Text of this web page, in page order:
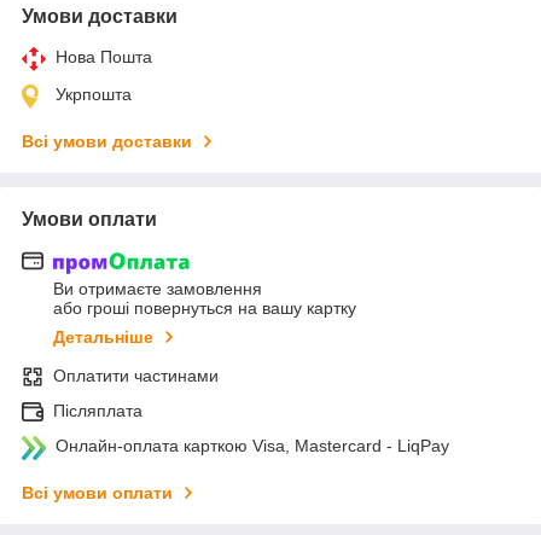
Умови доставки
Нова Пошта
Укрпошта
Всі умови доставки
Умови оплати
Ви отримаєте замовлення
або гроші повернуться на вашу картку
Детальніше
Оплатити частинами
Післяплата
Онлайн-оплата карткою Visa, Mastercard - LiqPay
Всі умови оплати